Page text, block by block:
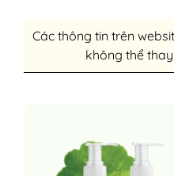
Các thông tin trên
không thể